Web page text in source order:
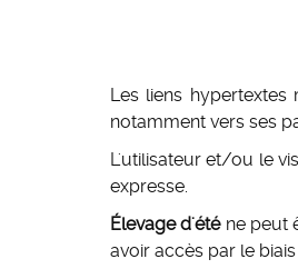
Les liens
notamment vers ses
L'utilisateur et/ou le
expresse.
Élevage d'éténe peut
avoir accès par le biais